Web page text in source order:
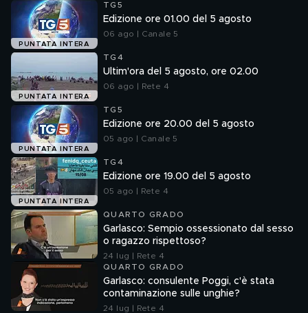
PUNTATA INTERA
TG5
Edizione ore 01.00 del 5 agosto
06 ago | Canale 5
PUNTATA INTERA
TG4
Ultim'ora del 5 agosto, ore 02.00
06 ago | Rete 4
PUNTATA INTERA
TG5
Edizione ore 20.00 del 5 agosto
05 ago | Canale 5
PUNTATA INTERA
TG4
Edizione ore 19.00 del 5 agosto
05 ago | Rete 4
QUARTO GRADO
Garlasco: Sempio ossessionato dal sesso
o ragazzo rispettoso?
24 lug | Rete 4
QUARTO GRADO
Garlasco: consulente Poggi, c'è stata
contaminazione sulle unghie?
24 lug | Rete 4